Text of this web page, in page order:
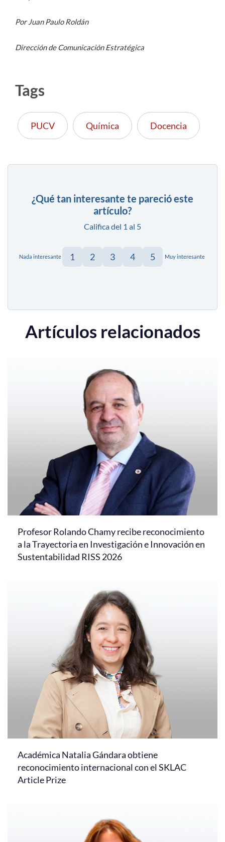
Por Juan Paulo Roldán
Dirección de Comunicación Estratégica
Tags
PUCV Química Docencia
¿Qué tan interesante te pareció este
artículo?
Califica del 1 al 5
Nada interesante 1 2 3 4 5 Muy interesante
Artículos relacionados
Profesor Rolando Chamy recibe reconocimiento
a la Trayectoria en Investigación e Innovación en
Sustentabilidad RISS 2026
Académica Natalia Gándara obtiene
reconocimiento internacional con el SKLAC
Article Prize